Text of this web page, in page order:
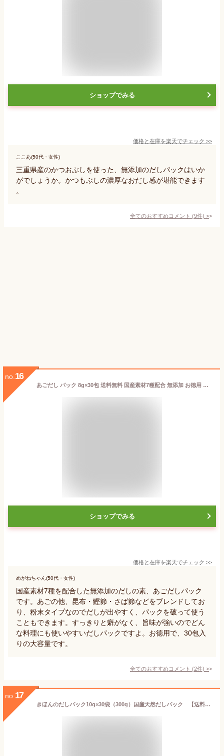
ショップでみる
価格と在庫を楽天でチェック >>
ここあ(50代・女性)
三重県産のかつおぶしを使った、無添加のだしパックはいか
がでしょうか。かつもぶしの濃厚なおだし感が堪能できます
。
全てのおすすめコメント (9件) >
no. 16
あごだし パック 8g×30包 送料無料 国産素材7種配合 無添加 お徳用 粉末 だしの素 出汁 九州
ショップでみる
価格と在庫を楽天でチェック >>
めがねちゃん(50代・女性)
国産素材7種を配合した無添加のだしの素、あごだしパック
です。あごの他、昆布・鰹節・さば節などをブレンドしてお
り、粉末タイプなのでだしが出やすく、パックを破って使う
こともできます。すっきりと癖がなく、旨味が強いのでどん
な料理にも使いやすいだしパックですよ。お徳用で、30包入
りの大容量です。
全てのおすすめコメント (2件) >
no. 17
きほんのだしパック10g×30袋（300g）国産天然だしパック 【送料無料】国内原料使用 無添加 出汁 離乳食 メール便でお届け マエカワテイスト がってん寿司